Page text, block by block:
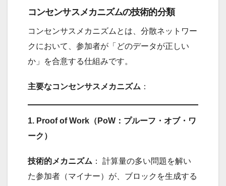
コンセンサスメカニズムの技術的分類
コンセンサスメカニズムとは、分散ネットワー
クにおいて、参加者が「どのデータが正しい
か」を合意する仕組みです。
主要なコンセンサスメカニズム ：
1. Proof of Work（PoW：プルーフ・オブ・ワ
ーク）
技術的メカニズム ： 計算量の多い問題を解い
た参加者（マイナー）が、ブロックを生成する